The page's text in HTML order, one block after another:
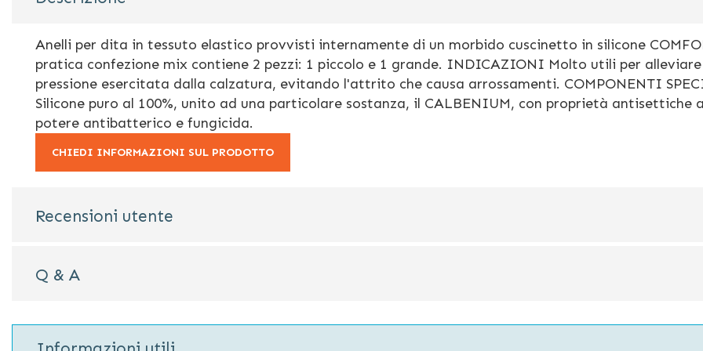
della
di
immagini
Anelli per dita in tessuto elastico provvisti internamente di un morbido cuscinetto in silicone
pratica confezione mix contiene 2 pezzi: 1 piccolo e 1 grande. INDICAZIONI Molto utili per
pressione esercitata dalla calzatura, evitando l'attrito che causa arrossamenti. COMPONENTI
Silicone puro al 100%, unito ad una particolare sostanza, il CALBENIUM, con proprietà antisettiche
potere antibatterico e fungicida.
CHIEDI INFORMAZIONI SUL PRODOTTO
Recensioni utente
Q & A